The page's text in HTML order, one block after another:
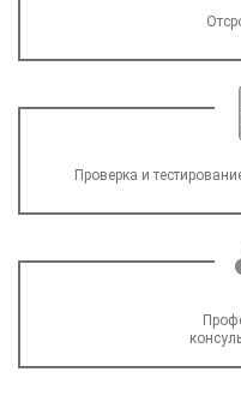
Проверка и